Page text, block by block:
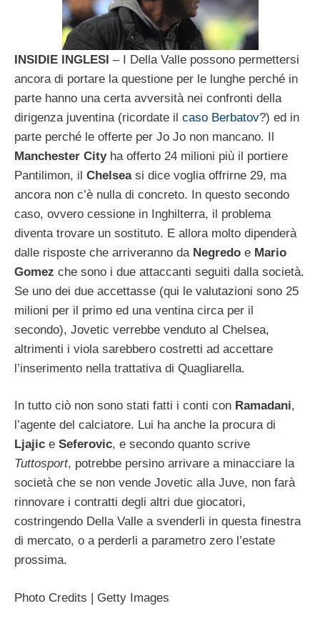
INSIDIE INGLESI – I Della Valle possono permettersi
ancora di portare la questione per le lunghe perché in
parte hanno una certa avversità nei confronti della
dirigenza juventina (ricordate il caso Berbatov?) ed in
parte perché le offerte per Jo Jo non mancano. Il
Manchester Cityha offerto 24 milioni più il portiere
Pantilimon, il Chelseasi dice voglia offrirne 29, ma
ancora non c’è nulla di concreto. In questo secondo
caso, ovvero cessione in Inghilterra, il problema
diventa trovare un sostituto. E allora molto dipenderà
dalle risposte che arriveranno da Negredo e Mario
Gomez che sono i due attaccanti seguiti dalla società.
Se uno dei due accettasse (qui le valutazioni sono 25
milioni per il primo ed una ventina circa per il
secondo), Jovetic verrebbe venduto al Chelsea,
altrimenti i viola sarebbero costretti ad accettare
l’inserimento nella trattativa di Quagliarella.
In tutto ciò non sono stati fatti i conti con Ramadani,
l’agente del calciatore. Lui ha anche la procura di
Ljajic e Seferovic, e secondo quanto scrive
Tuttosport, potrebbe persino arrivare a minacciare la
società che se non vende Jovetic alla Juve, non farà
rinnovare i contratti degli altri due giocatori,
costringendo Della Valle a svenderli in questa finestra
di mercato, o a perderli a parametro zero l’estate
prossima.
Photo Credits | Getty Images